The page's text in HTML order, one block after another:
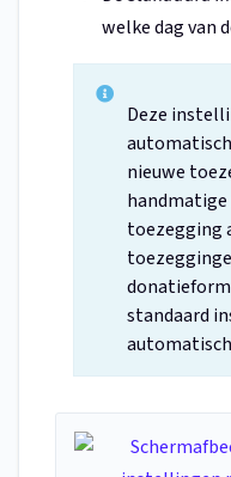
welke dag van
Deze
nieuwe
handmatige
toezegging
standaard